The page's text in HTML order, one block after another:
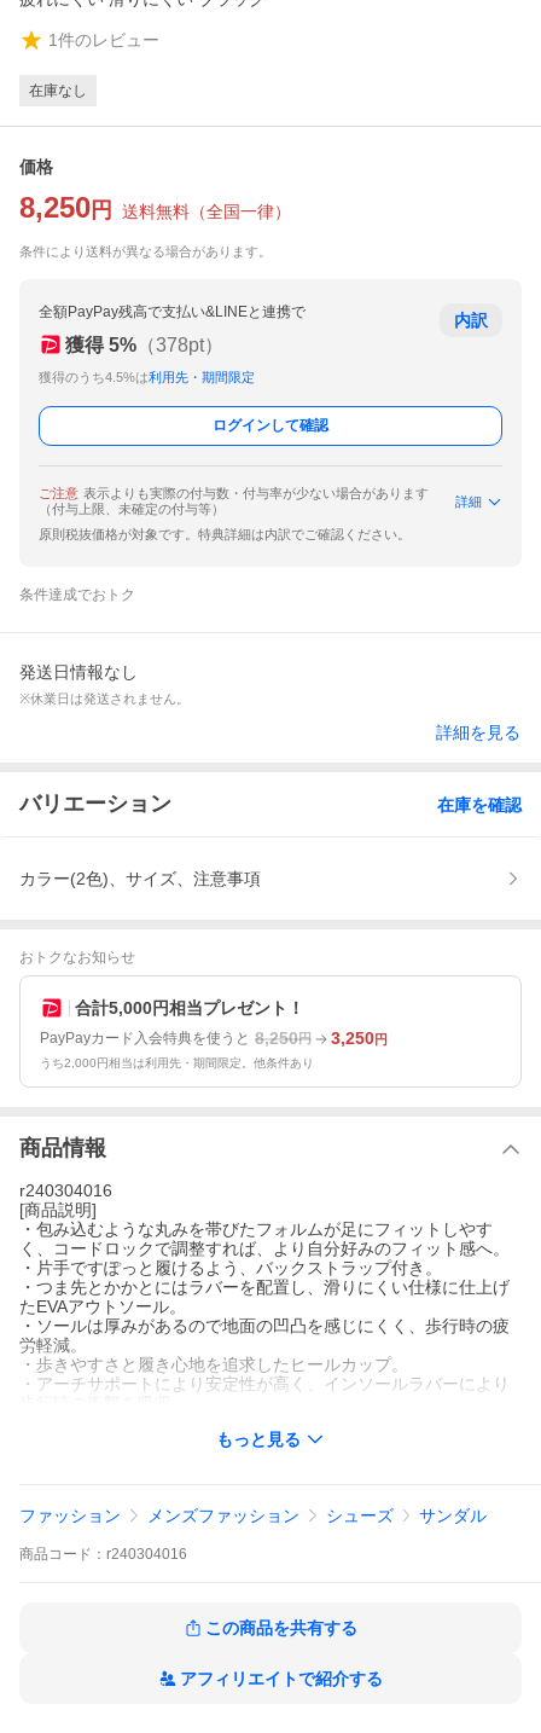
1件のレビュー
在庫なし
価格
8,250 円 送料無料 （全国一律）
条件により送料が異なる場合があります。
全額PayPay残高で支払い&LINEと連携で
獲得 5% （378pt）
獲得のうち4.5%は利用先・期間限定
内訳
ログインして確認
ご注意 表示よりも実際の付与数・付与率が少ない場合があります
（付与上限、未確定の付与等）
詳細
原則税抜価格が対象です。特典詳細は内訳でご確認ください。
条件達成でおトク
発送日情報なし
※休業日は発送されません。
詳細を見る
バリエーション 在庫を確認
カラー(2色)、サイズ、注意事項
おトクなお知らせ
合計5,000円相当プレゼント！
PayPayカード入会特典を使うと 8,250円 3,250円
うち2,000円相当は利用先・期間限定。他条件あり
商品情報
r240304016
[商品説明]
・包み込むような丸みを帯びたフォルムが足にフィットしやす
く、コードロックで調整すれば、より自分好みのフィット感へ。
・片手ですぽっと履けるよう、バックストラップ付き。
・つま先とかかとにはラバーを配置し、滑りにくい仕様に仕上げ
たEVAアウトソール。
・ソールは厚みがあるので地面の凹凸を感じにくく、歩行時の疲
労軽減。
・歩きやすさと履き心地を追求したヒールカップ。
・アーチサポートにより安定性が高く、インソールラバーにより
で、サンダルながらつま先を保護。
サンダル レースアップサンダル メンズ レディース 疲労軽減 厚底
ィ ユニバーサルオーバーオール UNIVERSAL OVERALL
もっと見る
ファッション メンズファッション シューズ サンダル
商品 コード： r240304016
この商品を共有する
アフィリエイトで紹介する